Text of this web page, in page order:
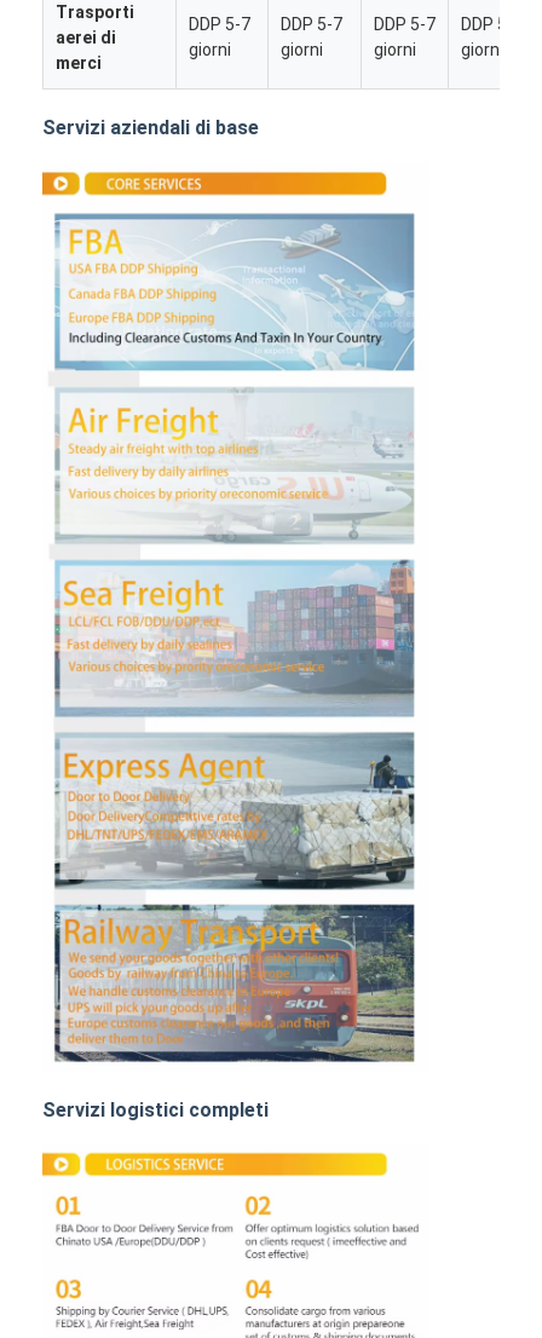
Casa
Prodotti
Chi siamo
Fatory Tour
Controllo di qualità
Contattaci
Ora chiacchieri
Trasporto internazionale di andata
Aereo da trasporto di andata
trasporto marittimo
Spedizioni DDP dalla Cina
trasporto preciso
TRASPORTO DI FERROVIA
Nave verso l' Amazzonia
Trasporti merci su autocarri
Servizio di magazzinaggio
Trasporti
aerei di
merci
DDP 5-7
giorni
DDP 5-7
giorni
DDP 5-7
giorni
DDP 5-7
giorni
Servizi aziendali di base
Servizi logistici completi